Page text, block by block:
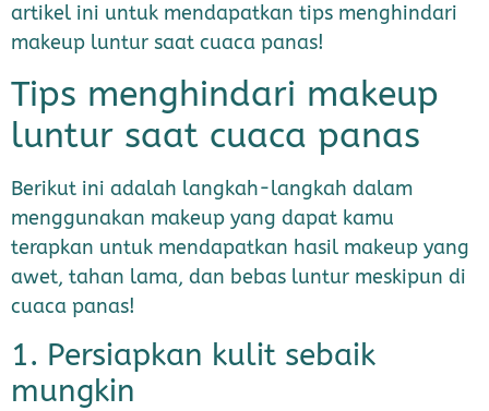
artikel ini untuk mendapatkan tips menghindari
makeup luntur saat cuaca panas!
Tips menghindari makeup
luntur saat cuaca panas
Berikut ini adalah langkah-langkah dalam
menggunakan makeup yang dapat kamu
terapkan untuk mendapatkan hasil makeup yang
awet, tahan lama, dan bebas luntur meskipun di
cuaca panas!
1. Persiapkan kulit sebaik
mungkin